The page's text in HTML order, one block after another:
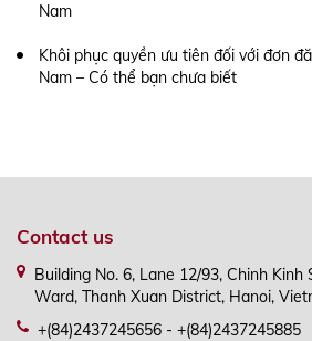
Nam
Khôi phục quyền ưu tiên đối với đơn
Nam – Có thể bạn chưa biết
Contact us
Building No. 6, Lane 12/93, Chinh Kinh
Ward, Thanh Xuan District, Hanoi,
+(84)2437245656 - +(84)2437245885